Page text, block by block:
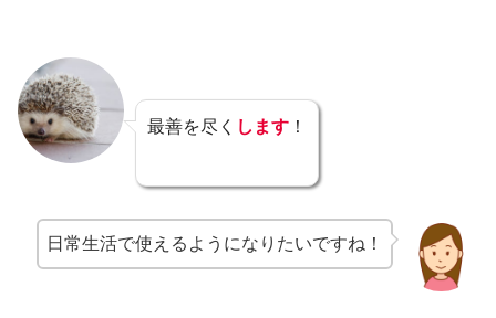
最善を尽く します ！
日常生活で使えるようになりたいですね！